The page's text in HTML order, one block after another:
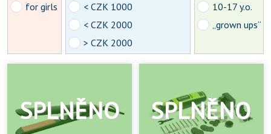
for girls
< CZK 1000
< CZK 2000
> CZK 2000
10-17 y.o.
„grown ups“